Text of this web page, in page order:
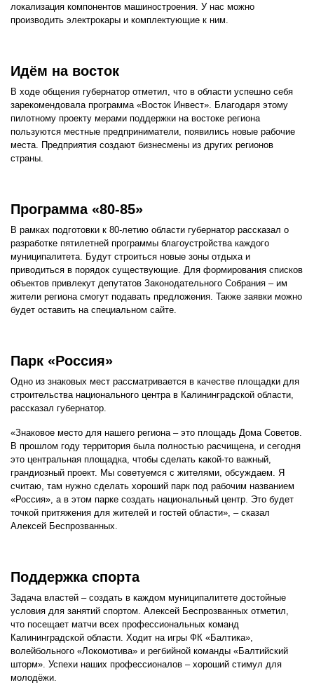
локализация компонентов машиностроения. У нас можно
производить электрокары и комплектующие к ним.
Идём на восток
В ходе общения губернатор отметил, что в области успешно себя
зарекомендовала программа «Восток Инвест». Благодаря этому
пилотному проекту мерами поддержки на востоке региона
пользуются местные предприниматели, появились новые рабочие
места. Предприятия создают бизнесмены из других регионов
страны.
Программа «80-85»
В рамках подготовки к 80-летию области губернатор рассказал о
разработке пятилетней программы благоустройства каждого
муниципалитета. Будут строиться новые зоны отдыха и
приводиться в порядок существующие. Для формирования списков
объектов привлекут депутатов Законодательного Собрания – им
жители региона смогут подавать предложения. Также заявки можно
будет оставить на специальном сайте.
Парк «Россия»
Одно из знаковых мест рассматривается в качестве площадки для
строительства национального центра в Калининградской области,
рассказал губернатор.
«Знаковое место для нашего региона – это площадь Дома Советов.
В прошлом году территория была полностью расчищена, и сегодня
это центральная площадка, чтобы сделать какой-то важный,
грандиозный проект. Мы советуемся с жителями, обсуждаем. Я
считаю, там нужно сделать хороший парк под рабочим названием
«Россия», а в этом парке создать национальный центр. Это будет
точкой притяжения для жителей и гостей области», – сказал
Алексей Беспрозванных.
Поддержка спорта
Задача властей – создать в каждом муниципалитете достойные
условия для занятий спортом. Алексей Беспрозванных отметил,
что посещает матчи всех профессиональных команд
Калининградской области. Ходит на игры ФК «Балтика»,
волейбольного «Локомотива» и регбийной команды «Балтийский
шторм». Успехи наших профессионалов – хороший стимул для
молодёжи.